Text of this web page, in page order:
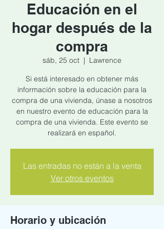
Educación en el
hogar después de la
compra
sáb, 25 oct
  |
Lawrence
Si está interesado en obtener más
información sobre la educación para la
compra de una vivienda, únase a nosotros
en nuestro evento de educación para la
compra de una vivienda. Este evento se
realizará en español.
Las entradas no están a la venta
Ver otros eventos
Horario y ubicación